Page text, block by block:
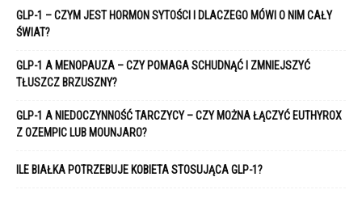
GLP-1 – CZYM JEST HORMON SYTOŚCI I DLACZEGO MÓWI O NIM CAŁY
ŚWIAT?
GLP-1 A MENOPAUZA – CZY POMAGA SCHUDNĄĆ I ZMNIEJSZYĆ
TŁUSZCZ BRZUSZNY?
GLP-1 A NIEDOCZYNNOŚĆ TARCZYCY – CZY MOŻNA ŁĄCZYĆ EUTHYROX
Z OZEMPIC LUB MOUNJARO?
ILE BIAŁKA POTRZEBUJE KOBIETA STOSUJĄCA GLP-1?